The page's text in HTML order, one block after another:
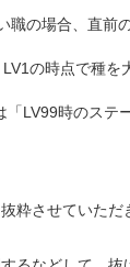
職の場合、直前
の時点で種
「LV99時のス
粋させていただ